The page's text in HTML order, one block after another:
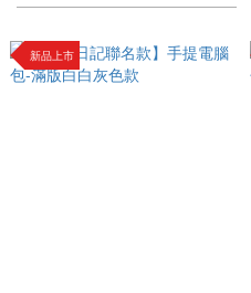
新品上市